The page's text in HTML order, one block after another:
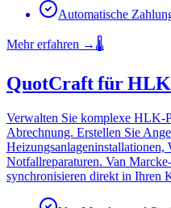
Automatische
Mehr erfahren →🌡️
QuotCraft für
Verwalten Sie komplexe HLK-
Abrechnung. Erstellen Sie
Heizungsanlageninstallationen,
Notfallreparaturen. Van
synchronisieren direkt in Ihren